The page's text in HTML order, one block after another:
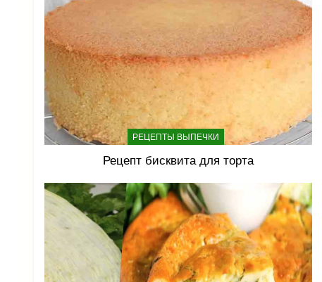
РЕЦЕПТЫ ВЫПЕЧКИ
Рецепт бисквита для торта